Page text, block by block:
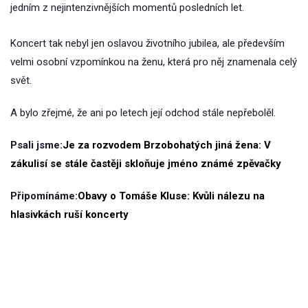
jedním z nejintenzivnějších momentů posledních let.
Koncert tak nebyl jen oslavou životního jubilea, ale především
velmi osobní vzpomínkou na ženu, která pro něj znamenala celý
svět.
A bylo zřejmé, že ani po letech její odchod stále nepřebolěl.
Psali jsme:Je za rozvodem Brzobohatých jiná žena: V
zákulisí se stále častěji skloňuje jméno známé zpěvačky
Připomínáme:Obavy o Tomáše Kluse: Kvůli nálezu na
hlasivkách ruší koncerty